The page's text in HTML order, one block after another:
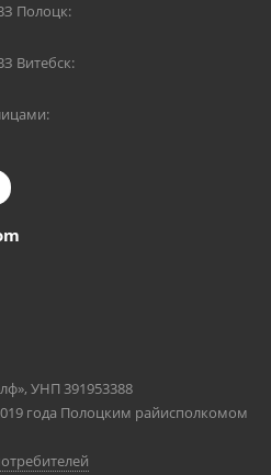
Полоцк:
Витебск:
УНП 391953388
года Полоцким райисполкомом